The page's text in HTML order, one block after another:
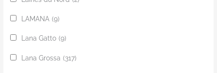
LAMANA (9)
Lana Gatto (9)
Lana Grossa (317)